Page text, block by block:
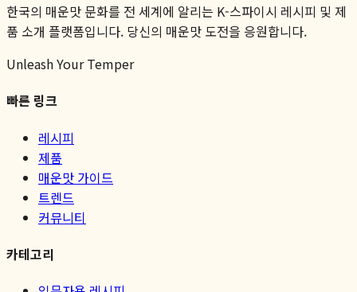
한국의 매운맛 문화를 전 세계에 알리는 K-스파이시 레시피 및 제
품 소개 플랫폼입니다. 당신의 매운맛 도전을 응원합니다.
Unleash Your Temper
빠른 링크
레시피
제품
매운맛 가이드
트렌드
커뮤니티
카테고리